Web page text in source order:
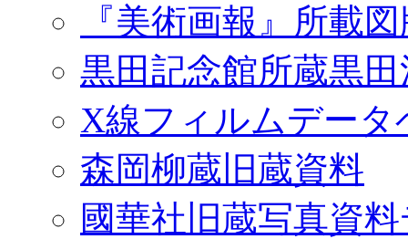
『美術画報』所載
黒田記念館所蔵黒
X線フィルムデータ
森岡柳蔵旧蔵資料
國華社旧蔵写真資